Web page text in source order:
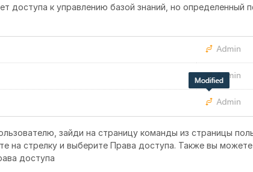
доступа к управлению базой знаний, но определенный
зайди на страницу команды из страницы
на стрелку и выберите Права доступа. Также вы
доступа